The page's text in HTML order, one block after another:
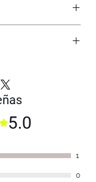
stearate, pvp,
silica,
potassium
de 5 estrellas.
5.0
1
0